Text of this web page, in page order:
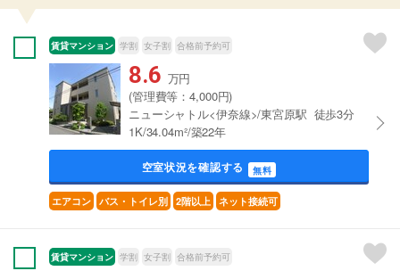
賃貸マンション 学割 女子割 合格前予約可
8.6 万円
(管理費等：4,000円)
ニューシャトル<伊奈線>/東宮原駅 徒歩3分
1K/34.04m²/築22年
空室状況を確認する 無料
エアコン バス・トイレ別 2階以上 ネット接続可
賃貸マンション 学割 女子割 合格前予約可